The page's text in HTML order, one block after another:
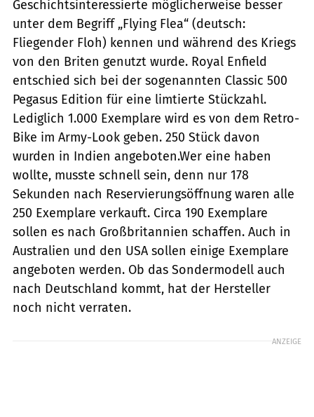
Geschichtsinteressierte möglicherweise besser
unter dem Begriff „Flying Flea“ (deutsch:
Fliegender Floh) kennen und während des Kriegs
von den Briten genutzt wurde. Royal Enfield
entschied sich bei der sogenannten Classic 500
Pegasus Edition für eine limtierte Stückzahl.
Lediglich 1.000 Exemplare wird es von dem Retro-
Bike im Army-Look geben. 250 Stück davon
wurden in Indien angeboten.Wer eine haben
wollte, musste schnell sein, denn nur 178
Sekunden nach Reservierungsöffnung waren alle
250 Exemplare verkauft. Circa 190 Exemplare
sollen es nach Großbritannien schaffen. Auch in
Australien und den USA sollen einige Exemplare
angeboten werden. Ob das Sondermodell auch
nach Deutschland kommt, hat der Hersteller
noch nicht verraten.
ANZEIGE